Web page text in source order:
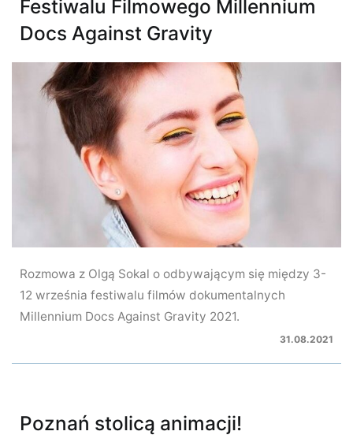
Festiwalu Filmowego Millennium
Docs Against Gravity
Rozmowa z Olgą Sokal o odbywającym się między 3-
12 września festiwalu filmów dokumentalnych
Millennium Docs Against Gravity 2021.
31.08.2021
Poznań stolicą animacji!